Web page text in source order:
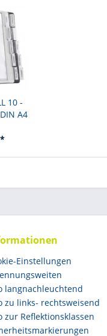
10 -
A4
Einstellungen
langnachleuchtend
zu links- rechtsweisend
zur Reflektionsklassen